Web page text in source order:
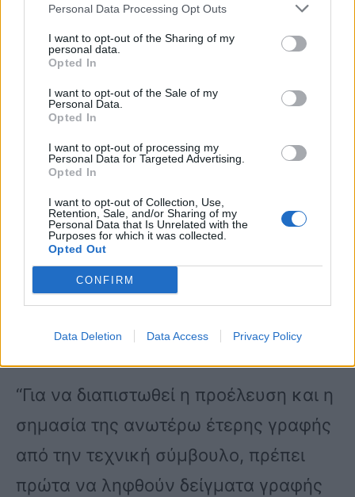
Personal Data Processing Opt Outs
I want to opt-out of the Sharing of my
personal data.
Opted In
I want to opt-out of the Sale of my
Personal Data.
Opted In
I want to opt-out of processing my
Personal Data for Targeted Advertising.
Opted In
I want to opt-out of Collection, Use,
Retention, Sale, and/or Sharing of my
Personal Data that Is Unrelated with the
Purposes for which it was collected.
Opted Out
CONFIRM
Data Deletion Data Access Privacy Policy
Ο πατέρας του άτυχου φοιτητή έχει
ήδη ζητήσει τον διορισμό της
δικαστικής γραφολόγου Μάγδας
Καμπούρη ως τεχνικής συμβούλου
προκειμένου να γνωματεύσει επί της
εκθέσεως και του δειγματικού υλικού
καθώς αυτά φυλάσσονται στο Α.Τ.
Σπάτων και δεν είναι προσβάσιμα.
Ζητά την άμεση εισαγγελική
παραγγελία, ώστε να επιτραπεί η
εξέταση αυτού του υλικού.
“Για να διαπιστωθεί η προέλευση και η
σημασία της ανωτέρω έτερης γραφής
από την τεχνική σύμβουλο, πρέπει
πρώτα να ληφθούν δείγματα γραφής